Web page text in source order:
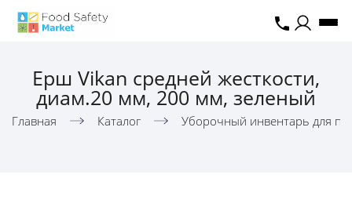
Ерш Vikan средней жесткости,
диам.20 мм, 200 мм, зеленый
Главная Каталог Уборочный инвентарь для